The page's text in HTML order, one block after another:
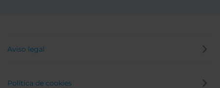
Aviso legal
Política de cookies